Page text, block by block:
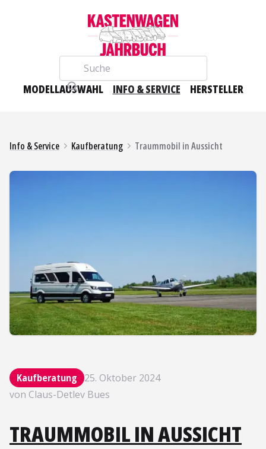
Suche
MODELLAUSWAHL INFO & SERVICE HERSTELLER
Info & Service Kaufberatung Traummobil in Aussicht
Kaufberatung
25. Oktober 2024
von Claus-Detlev Bues
TRAUMMOBIL IN AUSSICHT